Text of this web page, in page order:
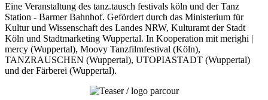
Eine Veranstaltung des tanz.tausch festivals köln und der Tanz
Station - Barmer Bahnhof. Gefördert durch das Ministerium für
Kultur und Wissenschaft des Landes NRW, Kulturamt der Stadt
Köln und Stadtmarketing Wuppertal. In Kooperation mit merighi |
mercy (Wuppertal), Moovy Tanzfilmfestival (Köln),
TANZRAUSCHEN (Wuppertal), UTOPIASTADT (Wuppertal)
und der Färberei (Wuppertal).